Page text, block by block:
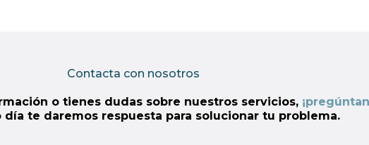
Contacta con nosotros
o tienes dudas sobre nuestros servicios,
día te daremos respuesta para solucionar tu problema.